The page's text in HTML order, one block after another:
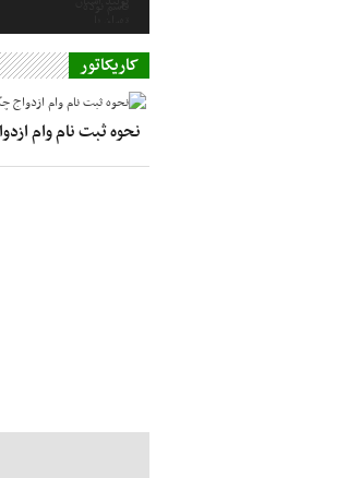
کاریکاتور
نحوه ثبت نام وام